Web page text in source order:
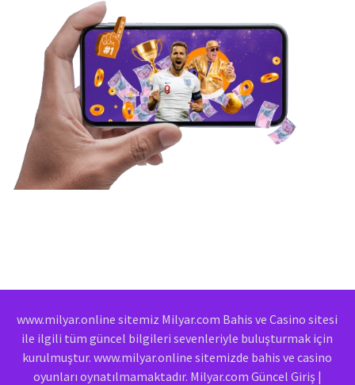
www.milyar.online sitemiz Milyar.com Bahis ve Casino sitesi
ile ilgili tüm güncel bilgileri sevenleriyle buluşturmak için
kurulmuştur. www.milyar.online sitemizde bahis ve casino
oyunları oynatılmamaktadır. Milyar.com Güncel Giriş |